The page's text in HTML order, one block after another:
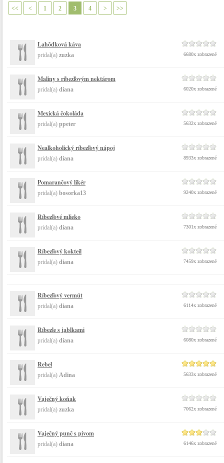
<< < 1 2 3 4 > >>
Lahôdková káva
pridal(a) zuzka 6680x zobrazené
Maliny s ríbezľovým nektárom
pridal(a) diana 6020x zobrazené
Mexická čokoláda
pridal(a) ppeter 5632x zobrazené
Nealkoholický ríbezľový nápoj
pridal(a) diana 8933x zobrazené
Pomarančový likér
pridal(a) bosorka13 9240x zobrazené
Ríbezľové mlieko
pridal(a) diana 7301x zobrazené
Ríbezľový kokteil
pridal(a) diana 7459x zobrazené
Ríbezľový vermút
pridal(a) diana 6114x zobrazené
Ríbezle s jablkami
pridal(a) diana 6080x zobrazené
Rebel
pridal(a) Adina 5633x zobrazené
Vaječný koňak
pridal(a) zuzka 7062x zobrazené
Vaječný punč s pivom
pridal(a) diana 6146x zobrazené